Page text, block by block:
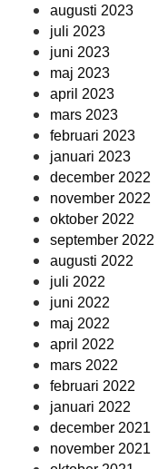
augusti 2023
juli 2023
juni 2023
maj 2023
april 2023
mars 2023
februari 2023
januari 2023
december 2022
november 2022
oktober 2022
september 2022
augusti 2022
juli 2022
juni 2022
maj 2022
april 2022
mars 2022
februari 2022
januari 2022
december 2021
november 2021